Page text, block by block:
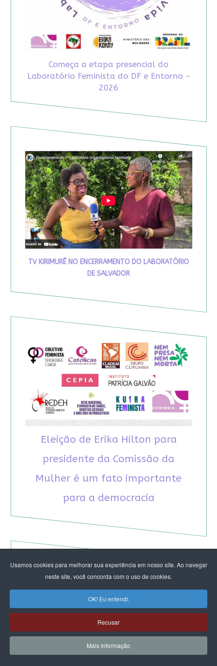
Usamos cookies para melhorar sua experiência em nosso site. Ao navegar
neste site, você concorda com o uso de cookies.
OK! Eu entendi.
Recusar
Mais Informação
Começa a etapa presencial do
Laboratório Feminista do DF e Entorno -
2026
TV KIRIMURÊ NO ENCERRAMENTO DO LABORATÓRIO
DE SALVADOR
Eleição de Erika Hilton para
presidente da Comissão da
Mulher é um fato importante
para a democracia
RECOMENDAMOS A LEITURA
August Nimtz prova que marxismo e
antirracismo são indissociáveis na luta
Rap transfeminista radical argentino na FLIPEI
Quem tem medo dos corpos trans?